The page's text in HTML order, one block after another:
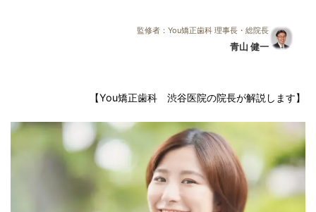
監修者：You矯正歯科 理事長・総院長
青山 健一
【You矯正歯科 渋谷医院の院長が解説します】